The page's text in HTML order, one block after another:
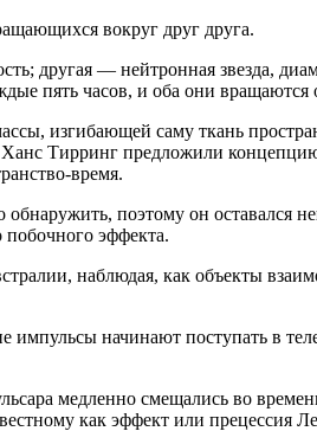
вокруг друг друга.
— нейтронная звезда,
пять часов, и оба они вращаются
изгибающей саму ткань
Тирринг предложили
время.
поэтому он оставался
побочного эффекта.
наблюдая, как объекты
начинают поступать в
медленно смещались во
как эффект или прецессия